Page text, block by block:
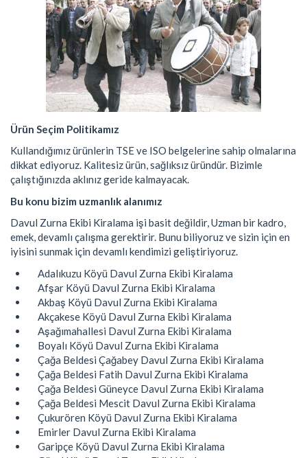
Ürün Seçim Politikamız
Kullandığımız ürünlerin TSE ve ISO belgelerine sahip olmalarına
dikkat ediyoruz. Kalitesiz ürün, sağlıksız üründür. Bizimle
çalıştığınızda aklınız geride kalmayacak.
Bu konu bizim uzmanlık alanımız
Davul Zurna Ekibi Kiralama işi basit değildir, Uzman bir kadro,
emek, devamlı çalışma gerektirir. Bunu biliyoruz ve sizin için en
iyisini sunmak için devamlı kendimizi geliştiriyoruz.
Adalıkuzu Köyü Davul Zurna Ekibi Kiralama
Afşar Köyü Davul Zurna Ekibi Kiralama
Akbaş Köyü Davul Zurna Ekibi Kiralama
Akçakese Köyü Davul Zurna Ekibi Kiralama
Aşağımahallesi Davul Zurna Ekibi Kiralama
Boyalı Köyü Davul Zurna Ekibi Kiralama
Çağa Beldesi Çağabey Davul Zurna Ekibi Kiralama
Çağa Beldesi Fatih Davul Zurna Ekibi Kiralama
Çağa Beldesi Güneyce Davul Zurna Ekibi Kiralama
Çağa Beldesi Mescit Davul Zurna Ekibi Kiralama
Çukurören Köyü Davul Zurna Ekibi Kiralama
Emirler Davul Zurna Ekibi Kiralama
Garipçe Köyü Davul Zurna Ekibi Kiralama